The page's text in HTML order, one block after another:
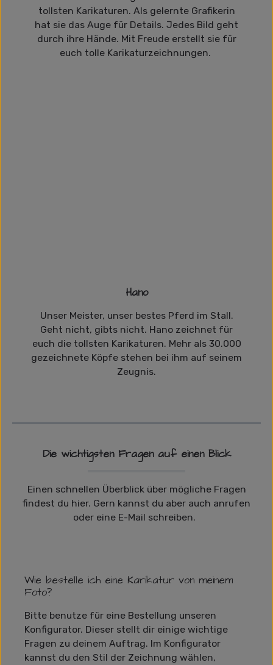
tollsten Karikaturen. Als gelernte Grafikerin
hat sie das Auge für Details. Jedes Bild geht
durch ihre Hände. Mit Freude erstellt sie für
euch tolle Karikaturzeichnungen.
Hano
Unser Meister, unser bestes Pferd im Stall.
Geht nicht, gibts nicht. Hano zeichnet für
euch die tollsten Karikaturen. Mehr als 30.000
gezeichnete Köpfe stehen bei ihm auf seinem
Zeugnis.
Die wichtigsten Fragen auf einen Blick
Einen schnellen Überblick über mögliche Fragen
findest du hier. Gern kannst du aber auch anrufen
oder eine E-Mail schreiben.
Wie bestelle ich eine Karikatur von meinem
Foto?
Bitte benutze für eine Bestellung unseren
Konfigurator. Dieser stellt dir einige wichtige
Fragen zu deinem Auftrag. Im Konfigurator
kannst du den Stil der Zeichnung wählen,